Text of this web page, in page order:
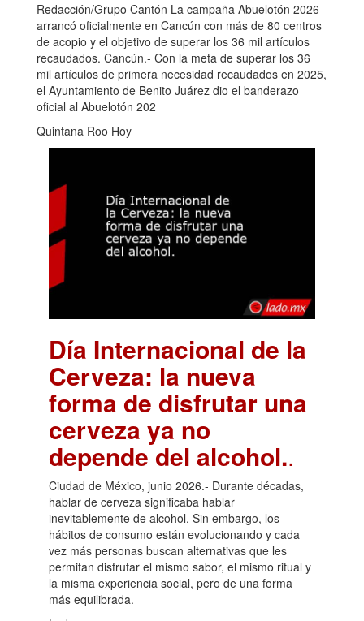
Redacción/Grupo Cantón La campaña Abuelotón 2026
arrancó oficialmente en Cancún con más de 80 centros
de acopio y el objetivo de superar los 36 mil artículos
recaudados. Cancún.- Con la meta de superar los 36
mil artículos de primera necesidad recaudados en 2025,
el Ayuntamiento de Benito Juárez dio el banderazo
oficial al Abuelotón 202
Quintana Roo Hoy
Día Internacional de la
Cerveza: la nueva
forma de disfrutar una
cerveza ya no
depende del alcohol..
Ciudad de México, junio 2026.- Durante décadas,
hablar de cerveza significaba hablar
inevitablemente de alcohol. Sin embargo, los
hábitos de consumo están evolucionando y cada
vez más personas buscan alternativas que les
permitan disfrutar el mismo sabor, el mismo ritual y
la misma experiencia social, pero de una forma
más equilibrada.